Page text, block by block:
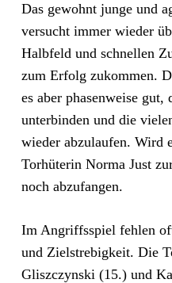
Das gewohnt junge und
versucht immer wieder
Halbfeld und schnellen
zum Erfolg zukommen.
es aber phasenweise
unterbinden und die
wieder abzulaufen. Wird
Torhüterin Norma Just
noch abzufangen.
Im Angriffsspiel fehlen
und Zielstrebigkeit. Die
Gliszczynski (15.) und